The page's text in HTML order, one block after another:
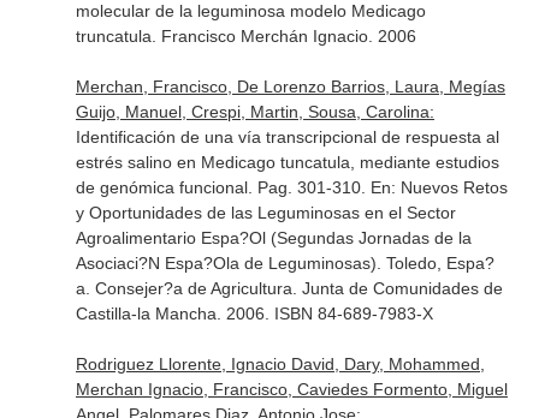
molecular de la leguminosa modelo Medicago
truncatula . Francisco Merchán Ignacio. 2006
Merchan, Francisco, De Lorenzo Barrios, Laura, Megías
Guijo, Manuel, Crespi, Martin, Sousa, Carolina:
Identificación de una vía transcripcional de respuesta al
estrés salino en Medicago tuncatula, mediante estudios
de genómica funcional. Pag. 301-310. En: Nuevos Retos
y Oportunidades de las Leguminosas en el Sector
Agroalimentario Espa?Ol (Segundas Jornadas de la
Asociaci?N Espa?Ola de Leguminosas) . Toledo, Espa?
a. Consejer?a de Agricultura. Junta de Comunidades de
Castilla-la Mancha. 2006. ISBN 84-689-7983-X
Rodriguez Llorente, Ignacio David, Dary, Mohammed,
Merchan Ignacio, Francisco, Caviedes Formento, Miguel